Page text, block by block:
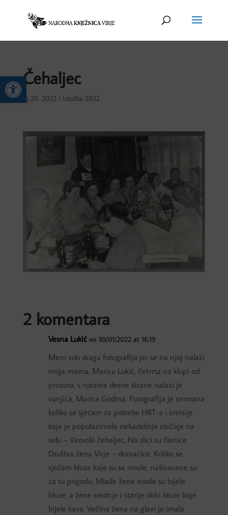
Open toolbar
Čehaljec
sij 20, 2022| Izložba 2022
2 komentara
Vesna Lukić on 30/01/2022 at 16:19
Meni vrlo draga fotografija jer se na njoj nalazi
moja mama, Marica Lukić, četvrta na klupi od
prozora, s njezine desne strane nalazi je
vunjica, Marica Godina. Fotografija je snimana
koliko se sjećam za potrebe HRT-a i emisije
koja je populazirirala nekadašnje običaje na
selu – Virovski čehaljec. Na slici su članice
Društva žena Virje – domaćice. Koliko se
sjećam bluze koje su se nosile, našivavane su
za tu prigodu. Mlađe žene nosile su bijele
bluze, a žene srednje i starije dobi bluze boje
bijele kave. Večina žena na glavi je imala